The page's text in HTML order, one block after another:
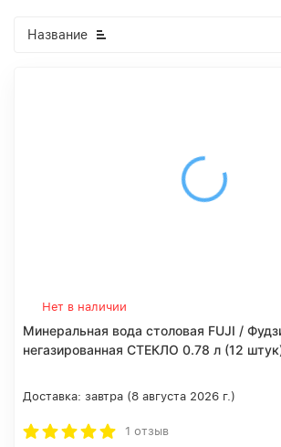
Название
Нет в наличии
Минеральная вода столовая FUJI /
негазированная СТЕКЛО 0.78 л (12
Доставка: завтра (8 августа 2026 г.)
1 отзыв